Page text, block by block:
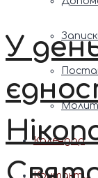
Календар
Контакти
У